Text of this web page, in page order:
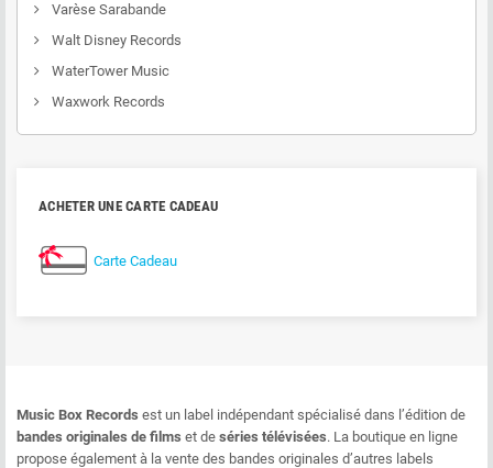
Varèse Sarabande
Walt Disney Records
WaterTower Music
Waxwork Records
ACHETER UNE CARTE CADEAU
Carte Cadeau
Music Box Records est un label indépendant spécialisé dans l’édition de
bandes originales de films et de séries télévisées. La boutique en ligne
propose également à la vente des bandes originales d’autres labels